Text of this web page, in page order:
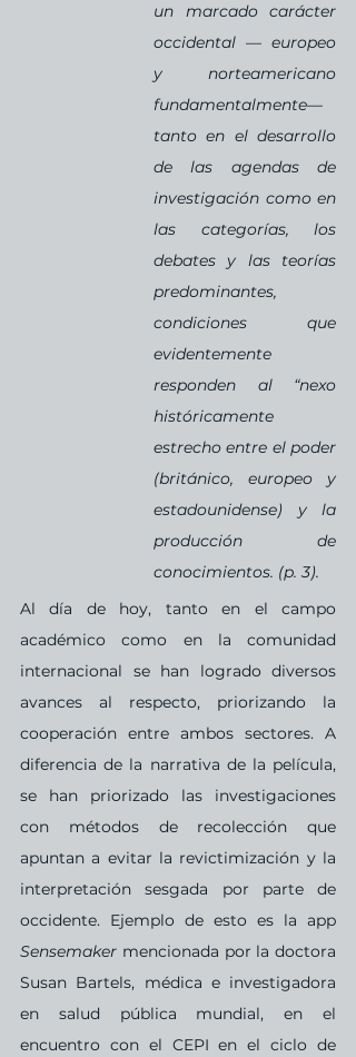
un marcado carácter
occidental — europeo
y norteamericano
fundamentalmente—
tanto en el desarrollo
de las agendas de
investigación como en
las categorías, los
debates y las teorías
predominantes,
condiciones que
evidentemente
responden al “nexo
históricamente
estrecho entre el poder
(británico, europeo y
estadounidense) y la
producción de
conocimientos. (p. 3).
Al día de hoy, tanto en el campo
académico como en la comunidad
internacional se han logrado diversos
avances al respecto, priorizando la
cooperación entre ambos sectores. A
diferencia de la narrativa de la película,
se han priorizado las investigaciones
con métodos de recolección que
apuntan a evitar la revictimización y la
interpretación sesgada por parte de
Sensemaker mencionada por la doctora
Susan Bartels, médica e investigadora
en salud pública mundial, en el
encuentro con el CEPI en el ciclo de